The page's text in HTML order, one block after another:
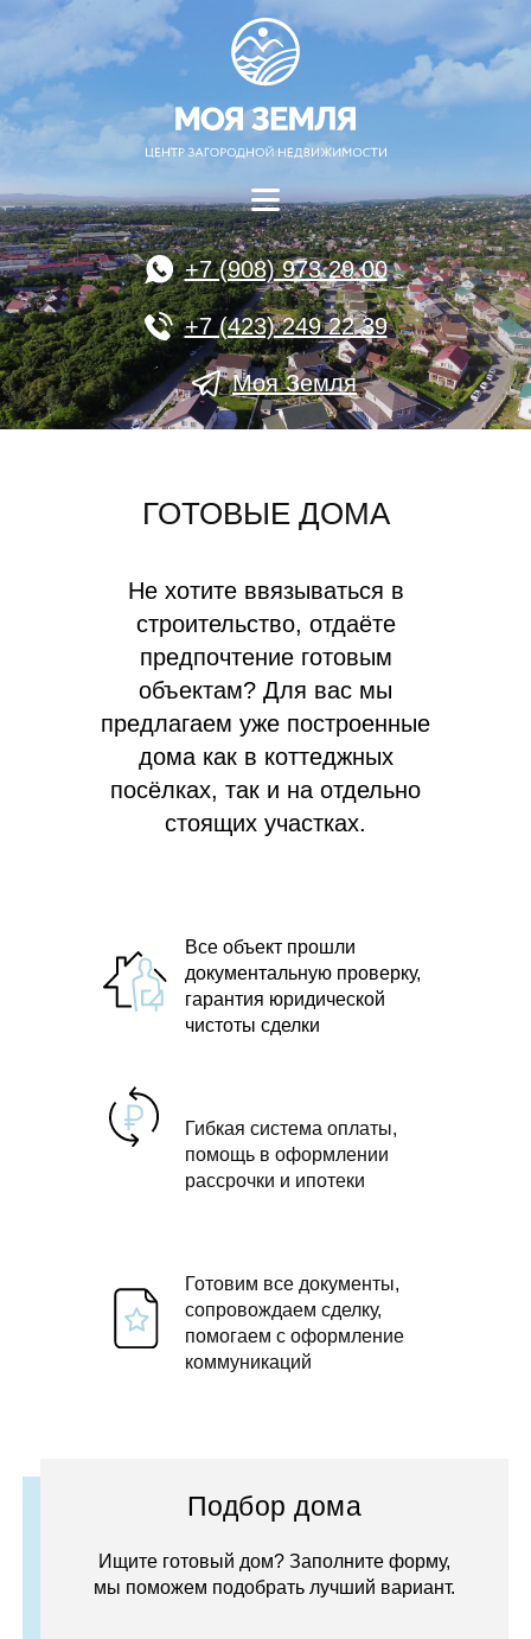
+7 (908) 973 29 00
+7 (423) 249 22 39
Моя Земля
ГОТОВЫЕ ДОМА
Не хотите ввязываться в
строительство, отдаёте
предпочтение готовым
объектам? Для вас мы
предлагаем уже построенные
дома как в коттеджных
посёлках, так и на отдельно
стоящих участках.
Все объект прошли
документальную проверку,
гарантия юридической
чистоты сделки
Гибкая система оплаты,
помощь в оформлении
рассрочки и ипотеки
Готовим все документы,
сопровождаем сделку,
помогаем с оформление
коммуникаций
Подбор дома
Ищите готовый дом? Заполните форму,
мы поможем подобрать лучший вариант.